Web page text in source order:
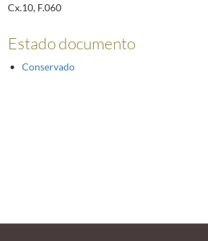
Cx.10, F.060
Estado documento
Conservado